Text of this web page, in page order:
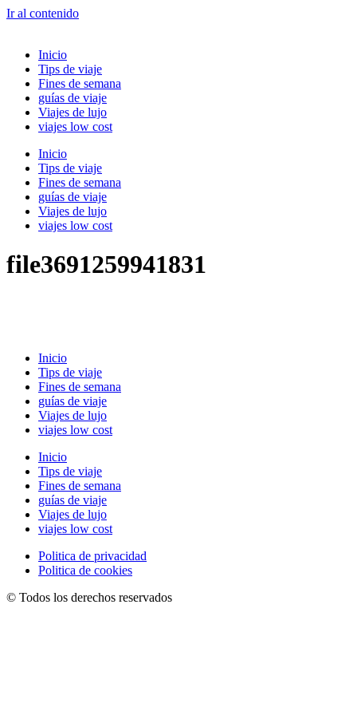
Ir al contenido
Inicio
Tips de viaje
Fines de semana
guías de viaje
Viajes de lujo
viajes low cost
Inicio
Tips de viaje
Fines de semana
guías de viaje
Viajes de lujo
viajes low cost
file3691259941831
Inicio
Tips de viaje
Fines de semana
guías de viaje
Viajes de lujo
viajes low cost
Inicio
Tips de viaje
Fines de semana
guías de viaje
Viajes de lujo
viajes low cost
Politica de privacidad
Politica de cookies
© Todos los derechos reservados